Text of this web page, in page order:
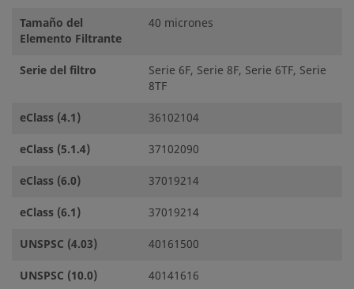
Tamaño del
Elemento Filtrante
40 micrones
Serie del filtro
Serie 6F, Serie 8F, Serie 6TF, Serie
8TF
eClass (4.1)
36102104
eClass (5.1.4)
37102090
eClass (6.0)
37019214
eClass (6.1)
37019214
UNSPSC (4.03)
40161500
UNSPSC (10.0)
40141616